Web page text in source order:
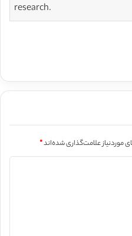
research.
علامت‌گذاری شده‌اند*